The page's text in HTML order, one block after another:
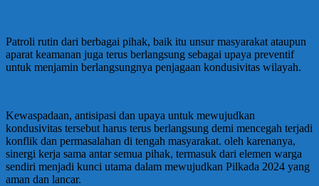
Patroli rutin dari berbagai pihak, baik itu unsur masyarakat ataupun
aparat keamanan juga terus berlangsung sebagai upaya preventif
untuk menjamin berlangsungnya penjagaan kondusivitas wilayah.
Kewaspadaan, antisipasi dan upaya untuk mewujudkan
kondusivitas tersebut harus terus berlangsung demi mencegah terjadi
konflik dan permasalahan di tengah masyarakat. oleh karenanya,
sinergi kerja sama antar semua pihak, termasuk dari elemen warga
sendiri menjadi kunci utama dalam mewujudkan Pilkada 2024 yang
aman dan lancar.